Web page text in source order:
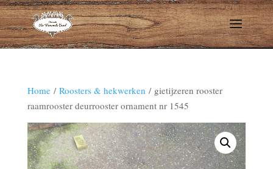
Home/ Roosters & hekwerken / gietijzeren rooster
raamrooster deurrooster ornament nr 1545